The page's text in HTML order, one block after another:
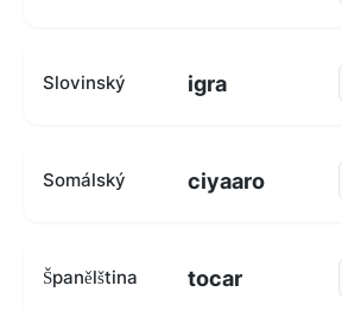
Slovinský igra
Somálský ciyaaro
Španělština tocar